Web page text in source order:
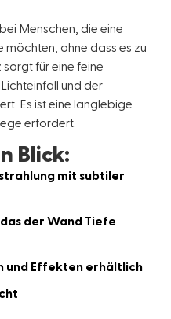
Menschen, die eine
ohne dass es zu
für eine feine
und der
Es ist eine langlebige
erfordert.
Blick:
mit subtiler
der Wand Tiefe
und Effekten erhältlich